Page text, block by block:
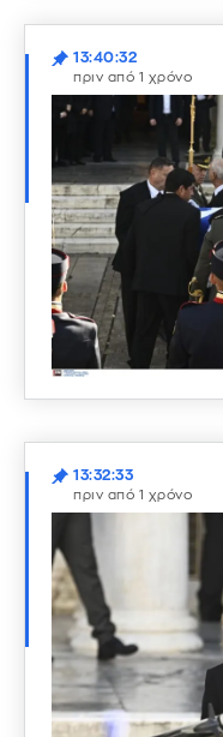
13:40:32
πριν από 1 χρόνο
13:32:33
πριν από 1 χρόνο